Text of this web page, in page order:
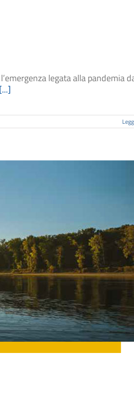
legata alla pandemia
[...]